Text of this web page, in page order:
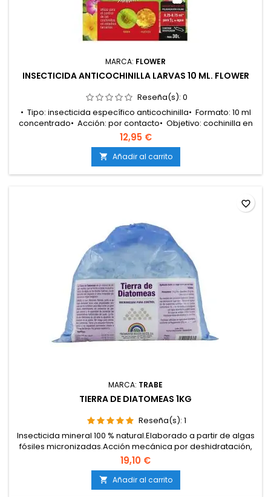
MARCA: FLOWER
INSECTICIDA ANTICOCHINILLA LARVAS 10 ML. FLOWER
Reseña(s): 0
• Tipo: insecticida específico anticochinilla• Formato: 10 ml
concentrado• Acción: por contacto• Objetivo: cochinilla en
estado larvario• Aplicación: pulverización foliar• Uso
recomendado: plantas ornamentales, plantas de interior y
exterior• Efecto: rápido y
eficaz• Marca: Flower• Ventaja: control temprano de la
plaga y prevención de...
12,95 €
 Añadir al carrito
MARCA: TRABE
TIERRA DE DIATOMEAS 1KG
Reseña(s): 1
Insecticida mineral 100 % natural.Elaborado a partir de algas
fósiles micronizadas.Acción mecánica por deshidratación,
sin químicos.Controla trips, pulgones, ácaros, hormigas,
cochinillas, babosas y caracoles.Mejora la estructura y
aireación del sustrato.Apto para agricultura ecológica y
cultivos sostenibles.Compatible con otros...
19,10 €
 Añadir al carrito
favorite_border